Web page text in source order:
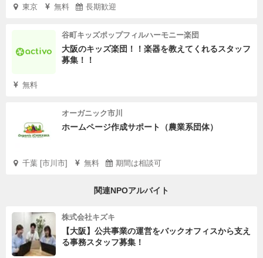
東京 無料 長期歓迎
谷町キッズポップフィルハーモニー楽団
大阪のキッズ楽団！！楽器を教えてくれるスタッフ
募集！！
無料
オーガニック市川
ホームページ作成サポート（農業系団体）
千葉 [市川市] 無料 期間は相談可
関連NPOアルバイト
株式会社キズキ
【大阪】公共事業の運営をバックオフィスから支え
る事務スタッフ募集！